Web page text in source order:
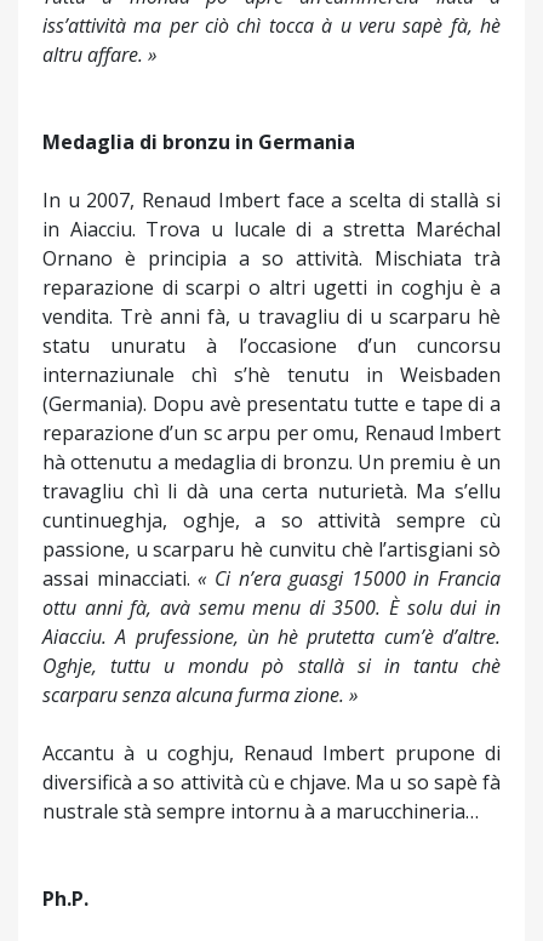
iss’attività ma per ciò chì tocca à u veru sapè fà, hè
altru affare. »
Medaglia di bronzu in Germania
In u 2007, Renaud Imbert face a scelta di stallà si
in Aiacciu. Trova u lucale di a stretta Maréchal
Ornano è principia a so attività. Mischiata trà
reparazione di scarpi o altri ugetti in coghju è a
vendita. Trè anni fà, u travagliu di u scarparu hè
statu unuratu à l’occasione d’un cuncorsu
internaziunale chì s’hè tenutu in Weisbaden
(Germania). Dopu avè presentatu tutte e tape di a
reparazione d’un sc arpu per omu, Renaud Imbert
hà ottenutu a medaglia di bronzu. Un premiu è un
travagliu chì li dà una certa nuturietà. Ma s’ellu
cuntinueghja, oghje, a so attività sempre cù
passione, u scarparu hè cunvitu chè l’artisgiani sò
assai minacciati.« Ci n’era guasgi 15000 in Francia
ottu anni fà, avà semu menu di 3500. È solu dui in
Aiacciu. A prufessione, ùn hè prutetta cum’è d’altre.
Oghje, tuttu u mondu pò stallà si in tantu chè
scarparu senza alcuna furma zione. »
Accantu à u coghju, Renaud Imbert prupone di
diversificà a so attività cù e chjave. Ma u so sapè fà
nustrale stà sempre intornu à a marucchineria…
Ph.P.